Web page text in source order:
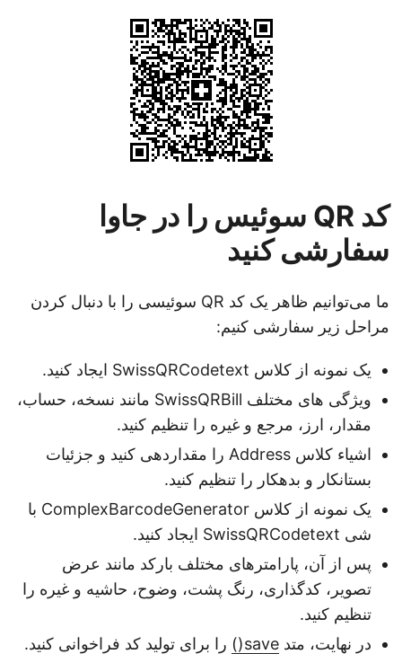
کد QR سوئیس را در جاوا
سفارشی کنید
ما می‌توانیم ظاهر یک کد QR سوئیسی را با دنبال کردن
مراحل زیر سفارشی کنیم:
یک نمونه از کلاس SwissQRCodetext ایجاد کنید.
ویژگی های مختلف SwissQRBill مانند نسخه، حساب،
مقدار، ارز، مرجع و غیره را تنظیم کنید.
اشیاء کلاس Address را مقداردهی کنید و جزئیات
بستانکار و بدهکار را تنظیم کنید.
یک نمونه از کلاس ComplexBarcodeGenerator با
شی SwissQRCodetext ایجاد کنید.
پس از آن، پارامترهای مختلف بارکد مانند عرض
تصویر، کدگذاری، رنگ پشت، وضوح، حاشیه و غیره را
تنظیم کنید.
در نهایت، متدsave()
را برای تولید کد فراخوانی کنید.